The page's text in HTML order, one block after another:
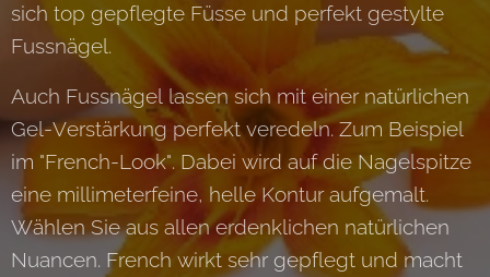
sich top gepflegte Füsse und perfekt gestylte
Fussnägel.
Auch Fussnägel lassen sich mit einer natürlichen
Gel-Verstärkung perfekt veredeln. Zum Beispiel
im "French-Look". Dabei wird auf die Nagelspitze
eine millimeterfeine, helle Kontur aufgemalt.
Wählen Sie aus allen erdenklichen natürlichen
Nuancen. French wirkt sehr gepflegt und macht